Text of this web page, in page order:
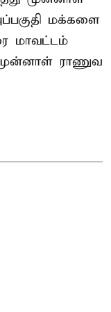
மக்களை
மாவட்டம்
ராணுவ